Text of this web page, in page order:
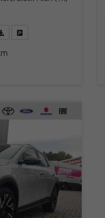
Sie an
Fahrzeugexposé (PDF)